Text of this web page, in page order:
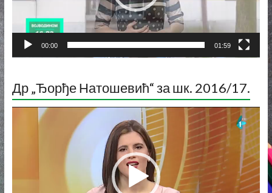
00:00 01:59
Др „Ђорђе Натошевић“ за шк. 2016/17.
Прегледач
видео